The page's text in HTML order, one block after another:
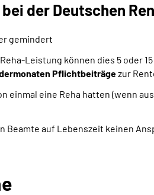
der Deutschen
gemindert
Leistung können dies 5 oder
Pflichtbeiträgezur
einmal eine Reha hatten (wenn
Beamte auf Lebenszeit keinen